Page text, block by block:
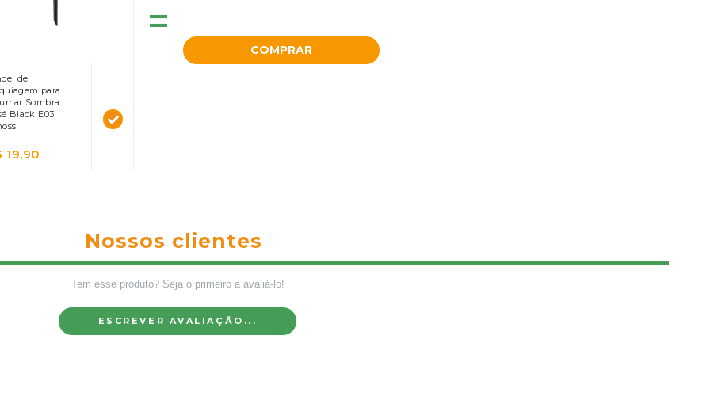
de
para
Sombra
Black E03
19,90
=
COMPRAR
Nossos clientes
Tem esse produto? Seja o primeiro a avaliá-lo!
ESCREVER AVALIAÇÃO...